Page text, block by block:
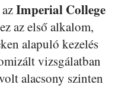
Imperial College
az első alkalom,
alapuló kezelés
vizsgálatban
alacsony szinten